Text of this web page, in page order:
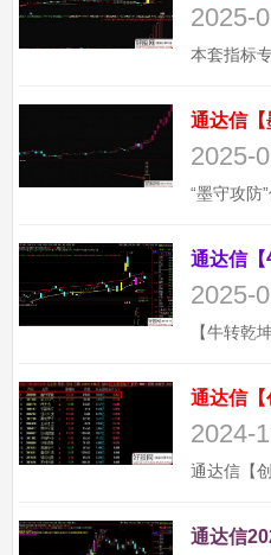
2025-
2025-
2025-
通达信【
2024-
通达信